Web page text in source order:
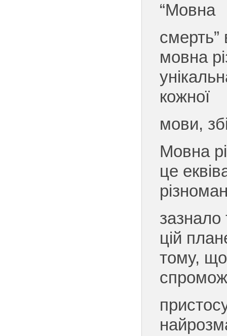
“Мовна
мовна
кожної
мови,
Мовна
це
зазнало
цій
тому,